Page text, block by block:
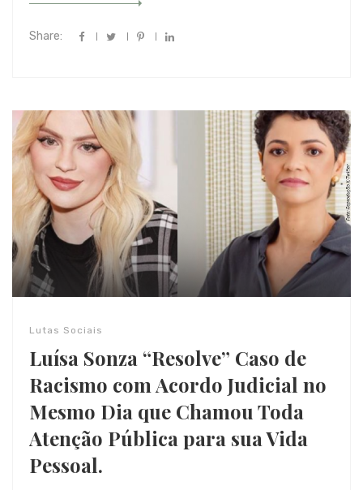
Share:
Lutas Sociais
Luísa Sonza “Resolve” Caso de
Racismo com Acordo Judicial no
Mesmo Dia que Chamou Toda
Atenção Pública para sua Vida
Pessoal.